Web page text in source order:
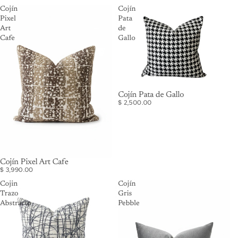
Cojín
Pixel
Art
Cafe
Cojín Pixel Art Cafe
$ 3,990.00
Cojín
Pata
de
Gallo
Cojín Pata de Gallo
$ 2,500.00
Cojin
Trazo
Abstracto
Cojín
Gris
Pebble